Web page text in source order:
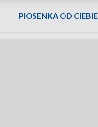
PIOSENKA OD CIEBIE